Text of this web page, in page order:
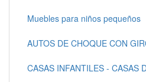
Muebles para niños pequeños
AUTOS DE CHOQUE CON
CASAS INFANTILES - CASAS